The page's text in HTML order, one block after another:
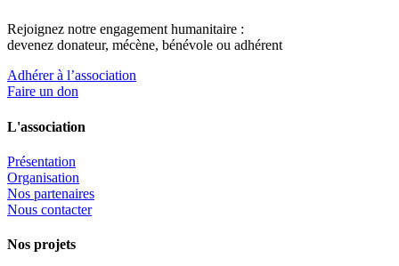
Rejoignez notre engagement humanitaire :
devenez donateur, mécène, bénévole ou adhérent
Adhérer à l’association
Faire un don
L'association
Présentation
Organisation
Nos partenaires
Nous contacter
Nos projets